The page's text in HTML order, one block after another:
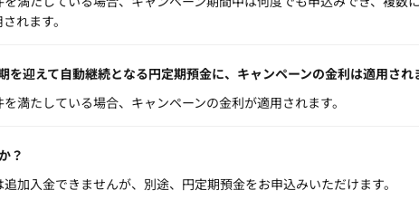
れます。
を迎えて自動継続となる円定期預金に、キャンペーンの金利は適用され
満たしている場合、キャンペーンの金利が適用されます。
？
加入金できませんが、別途、円定期預金をお申込みいただけます。